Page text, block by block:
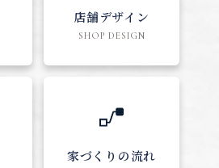
店舗デザイン
SHOP DESIGN
家づくりの流れ